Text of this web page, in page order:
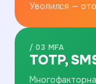
Уволился —
/ 03 MFA
TOTP,